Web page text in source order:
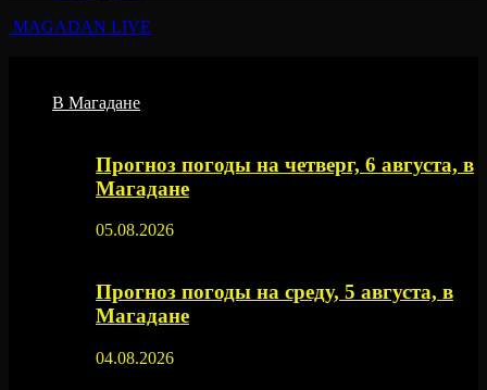
MAGADAN LIVE
В Магадане
Прогноз погоды на четверг, 6 августа, в
Магадане
05.08.2026
Прогноз погоды на среду, 5 августа, в
Магадане
04.08.2026